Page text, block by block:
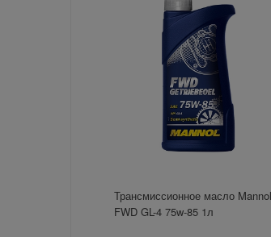
Трансмиссионное масло Mannol
FWD GL-4 75w-85 1л